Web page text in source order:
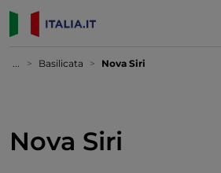
... Basilicata Nova Siri
Nova Siri